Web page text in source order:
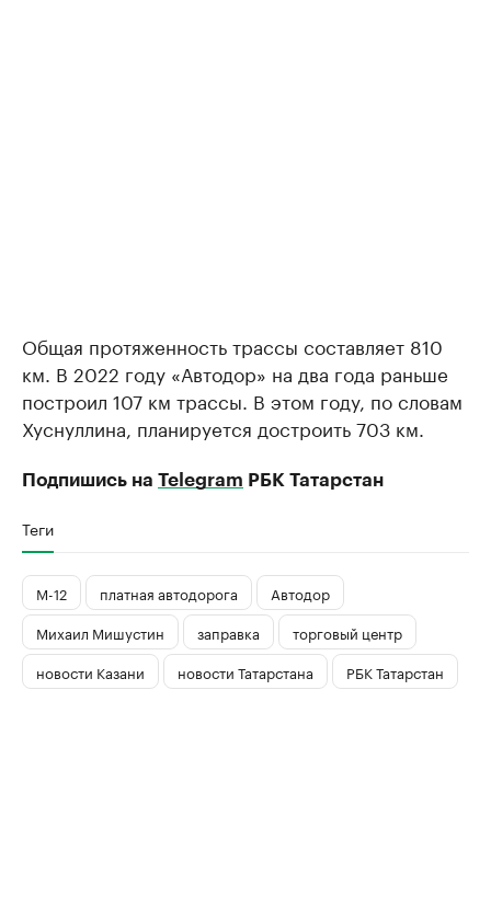
Общая протяженность трассы составляет 810
км. В 2022 году «Автодор» на два года раньше
построил 107 км трассы. В этом году, по словам
Хуснуллина, планируется достроить 703 км.
Подпишись на Telegram РБК Татарстан
Теги
М-12 платная автодорога
Автодор
Михаил Мишустин
заправка
торговый центр
новости Казани
новости Татарстана РБК Татарстан